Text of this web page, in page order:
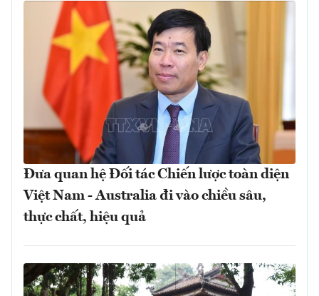
Đưa quan hệ Đối tác Chiến lược toàn diện
Việt Nam - Australia đi vào chiều sâu,
thực chất, hiệu quả